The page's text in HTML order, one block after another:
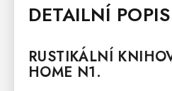
DETAILNÍ
RUSTIKÁLNÍ
HOME N1.